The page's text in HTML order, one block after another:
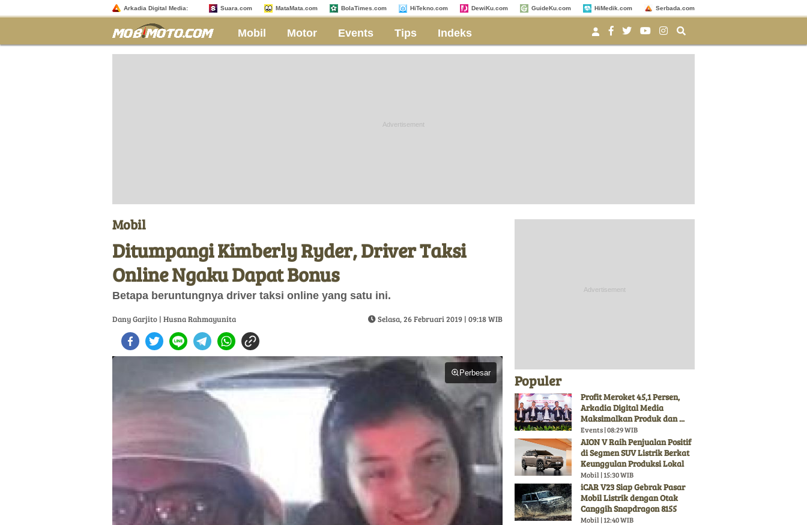
Arkadia Digital Media: Suara.com MataMata.com BolaTimes.com HiTekno.com DewiKu.com GuideKu.com HiMedik.com Serbada.com
Mobil Motor Events Tips Indeks
Mobil
Ditumpangi Kimberly Ryder, Driver Taksi
Online Ngaku Dapat Bonus
Betapa beruntungnya driver taksi online yang satu ini.
Dany Garjito | Husna Rahmayunita Selasa, 26 Februari 2019 | 09:18 WIB
Perbesar Populer
Profit Meroket 45,1 Persen,
Arkadia Digital Media
Maksimalkan Produk dan ...
Events | 08:29 WIB
AION V Raih Penjualan Positif
di Segmen SUV Listrik Berkat
Keunggulan Produksi Lokal
Mobil | 15:30 WIB
iCAR V23 Siap Gebrak Pasar
Mobil Listrik dengan Otak
Canggih Snapdragon 8155
Mobil | 12:40 WIB